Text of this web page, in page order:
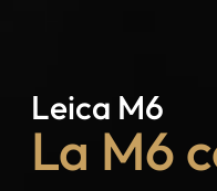
Leica M6
La M6